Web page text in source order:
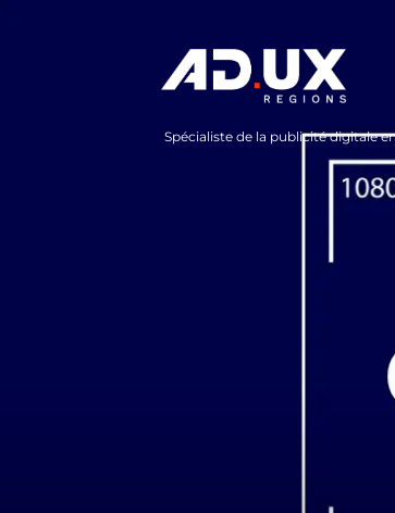
Spécialiste de la publicité digitale